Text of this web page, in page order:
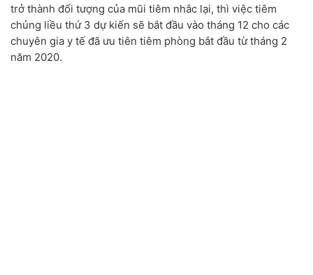
trở thành đối tượng của mũi tiêm nhắc lại, thì việc tiêm
chủng liều thứ 3 dự kiến ​​sẽ bắt đầu vào tháng 12 cho các
chuyên gia y tế đã ưu tiên tiêm phòng bắt đầu từ tháng 2
năm 2020.